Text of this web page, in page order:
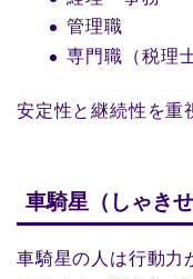
管理職
専門職（税理
安定性と継続性を重
車騎星（しゃきせ
車騎星の人は行動力